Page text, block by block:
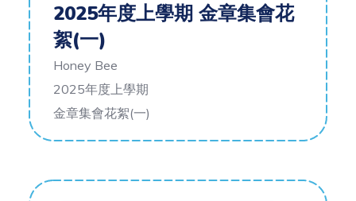
2025年度上學期 金章集會花
絮(一)
Honey Bee
2025年度上學期
金章集會花絮(一)